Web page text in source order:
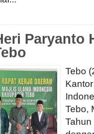
Paryanto
Tebo
Tebo,